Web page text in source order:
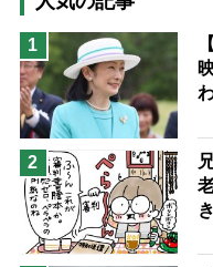
猫が母になつきません
息子の遠距離介護サバ
兄がボケました
予防法
1
2